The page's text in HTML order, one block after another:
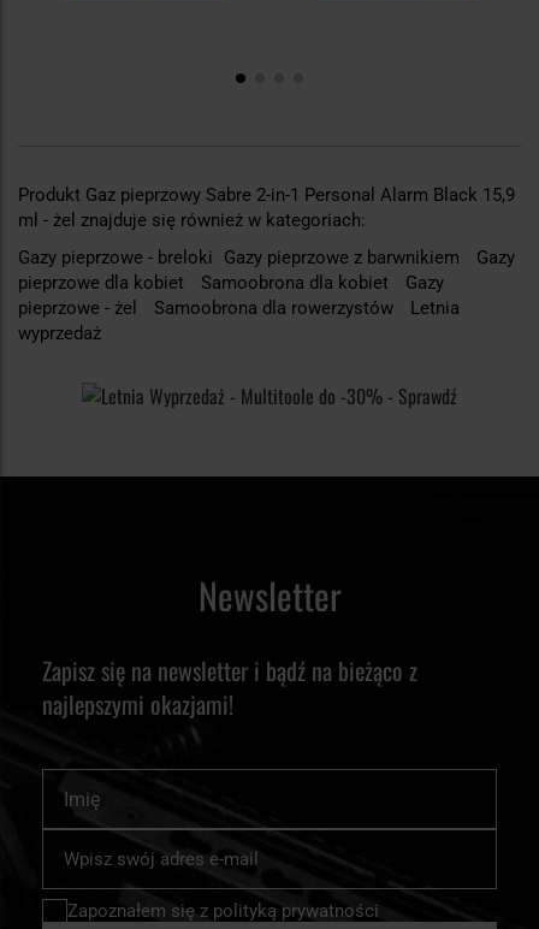
Produkt Gaz pieprzowy Sabre 2-in-1 Personal Alarm Black 15,9
ml - żel znajduje się również w kategoriach:
Gazy pieprzowe - breloki
Gazy pieprzowe z barwnikiem
Gazy
pieprzowe dla kobiet
Samoobrona dla kobiet
Gazy
pieprzowe - żel
Samoobrona dla rowerzystów
Letnia
wyprzedaż
Newsletter
Zapisz się na newsletter i bądź na bieżąco z
najlepszymi okazjami!
nasz
newsletter:
Zapoznałem się z polityką prywatności